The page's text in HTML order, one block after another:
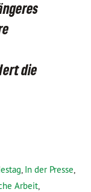
die
, In der Presse,
Arbeit,